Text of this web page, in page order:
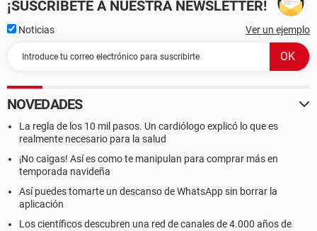
¡SUSCRÍBETE A NUESTRA NEWSLETTER!
Noticias Ver un ejemplo
NOVEDADES
La regla de los 10 mil pasos. Un cardiólogo explicó lo que es
realmente necesario para la salud
¡No caigas! Así es como te manipulan para comprar más en
temporada navideña
Así puedes tomarte un descanso de WhatsApp sin borrar la
aplicación
Los científicos descubren una red de canales de 4.000 años de